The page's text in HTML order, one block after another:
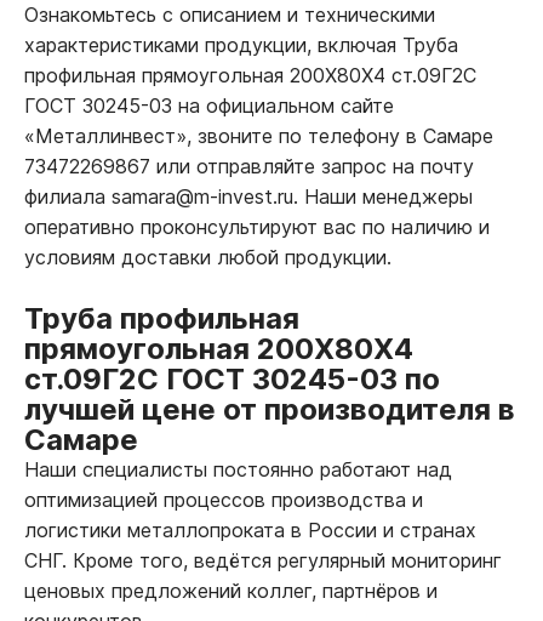
Ознакомьтесь с описанием и техническими
характеристиками продукции, включая Труба
профильная прямоугольная 200Х80Х4 ст.09Г2С
ГОСТ 30245-03 на официальном сайте
«Металлинвест», звоните по телефону в Самаре
73472269867 или отправляйте запрос на почту
филиала samara@m-invest.ru. Наши менеджеры
оперативно проконсультируют вас по наличию и
условиям доставки любой продукции.
Труба профильная
прямоугольная 200Х80Х4
ст.09Г2С ГОСТ 30245-03 по
лучшей цене от производителя в
Самаре
Наши специалисты постоянно работают над
оптимизацией процессов производства и
логистики металлопроката в России и странах
СНГ. Кроме того, ведётся регулярный мониторинг
ценовых предложений коллег, партнёров и